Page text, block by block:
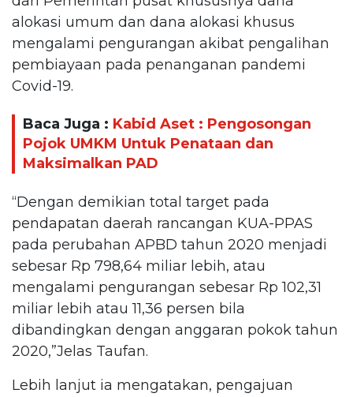
alokasi umum dan dana alokasi khusus
mengalami pengurangan akibat pengalihan
pembiayaan pada penanganan pandemi
Covid-19.
Baca Juga : Kabid Aset : Pengosongan
Pojok UMKM Untuk Penataan dan
Maksimalkan PAD
“Dengan demikian total target pada
pendapatan daerah rancangan KUA-PPAS
pada perubahan APBD tahun 2020 menjadi
sebesar Rp 798,64 miliar lebih, atau
mengalami pengurangan sebesar Rp 102,31
miliar lebih atau 11,36 persen bila
dibandingkan dengan anggaran pokok tahun
2020,”Jelas Taufan.
Lebih lanjut ia mengatakan, pengajuan